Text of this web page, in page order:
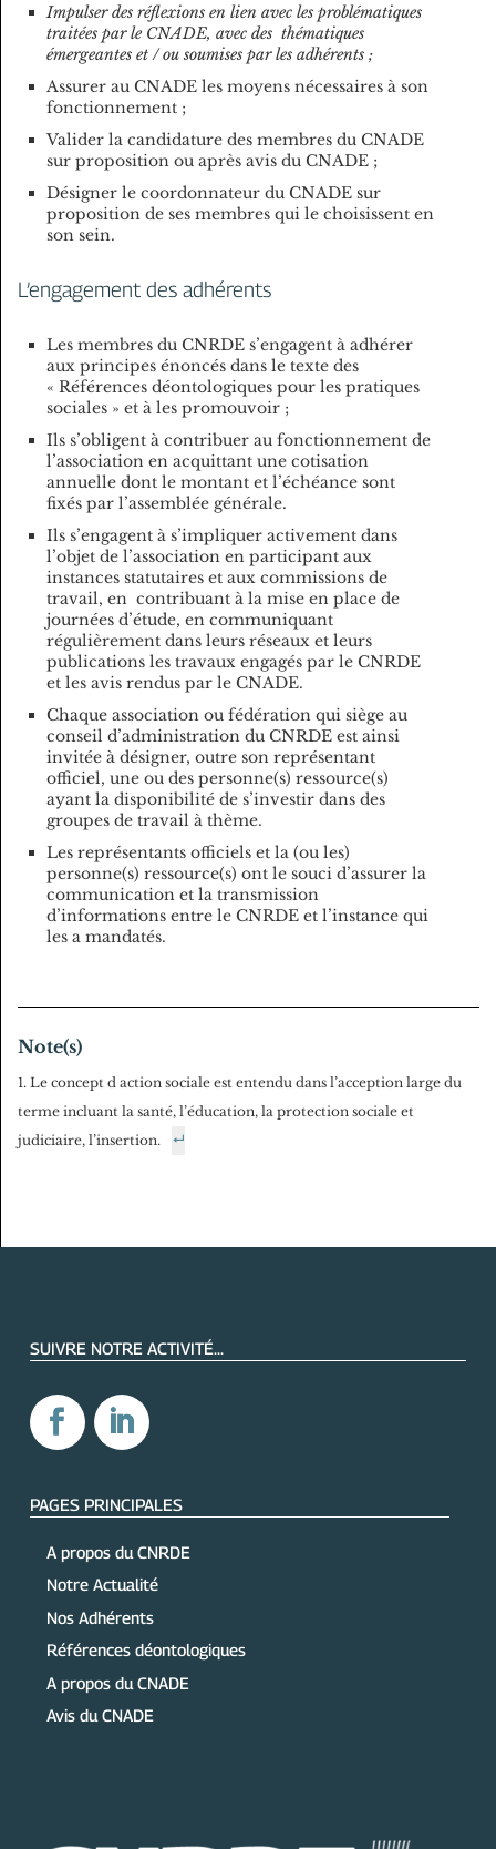
Impulser des réflexions en lien avec les problématiques
traitées par le CNADE, avec des thématiques
émergeantes et / ou soumises par les adhérents ;
Assurer au CNADE les moyens nécessaires à son
fonctionnement ;
Valider la candidature des membres du CNADE
sur proposition ou après avis du CNADE ;
Désigner le coordonnateur du CNADE sur
proposition de ses membres qui le choisissent en
son sein.
L’engagement des adhérents
Les membres du CNRDE s’engagent à adhérer
aux principes énoncés dans le texte des
« Références déontologiques pour les pratiques
sociales » et à les promouvoir ;
Ils s’obligent à contribuer au fonctionnement de
l’association en acquittant une cotisation
annuelle dont le montant et l’échéance sont
fixés par l’assemblée générale.
Ils s’engagent à s’impliquer activement dans
l’objet de l’association en participant aux
instances statutaires et aux commissions de
travail, en contribuant à la mise en place de
journées d’étude, en communiquant
régulièrement dans leurs réseaux et leurs
publications les travaux engagés par le CNRDE
et les avis rendus par le CNADE.
Chaque association ou fédération qui siège au
conseil d’administration du CNRDE est ainsi
invitée à désigner, outre son représentant
officiel, une ou des personne(s) ressource(s)
ayant la disponibilité de s’investir dans des
groupes de travail à thème.
Les représentants officiels et la (ou les)
personne(s) ressource(s) ont le souci d’assurer la
communication et la transmission
d’informations entre le CNRDE et l’instance qui
les a mandatés.
Note(s)
Le concept d action sociale est entendu dans l’acception large du
terme incluant la santé, l’éducation, la protection sociale et
judiciaire, l’insertion.
SUIVRE NOTRE ACTIVITÉ...
PAGES PRINCIPALES
A propos du CNRDE
Notre Actualité
Nos Adhérents
Références déontologiques
A propos du CNADE
Avis du CNADE